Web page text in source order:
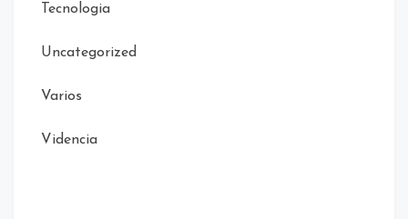
Tecnologia
Uncategorized
Varios
Videncia